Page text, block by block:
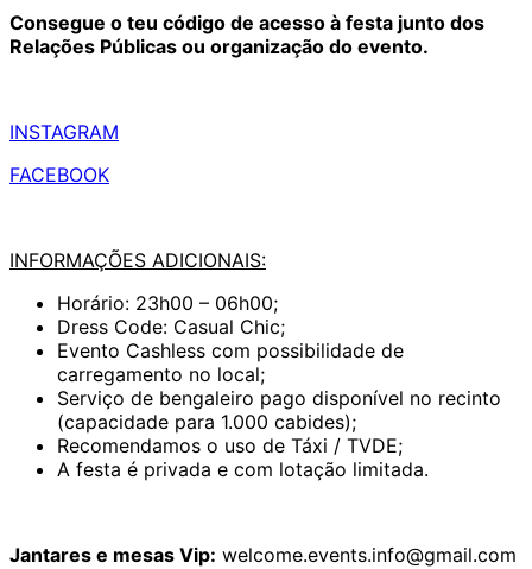
Consegue o teu código de acesso à festa junto dos
Relações Públicas ou organização do evento.
INSTAGRAM
FACEBOOK
INFORMAÇÕES ADICIONAIS:
Horário: 23h00 – 06h00;
Dress Code: Casual Chic;
Evento Cashless com possibilidade de
carregamento no local;
Serviço de bengaleiro pago disponível no recinto
(capacidade para 1.000 cabides);
Recomendamos o uso de Táxi / TVDE;
A festa é privada e com lotação limitada.
Jantares e mesas Vip: welcome.events.info@gmail.com